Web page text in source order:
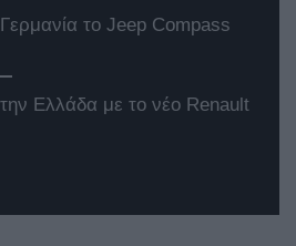
το Jeep Compass
Ελλάδα με το νέο Renault